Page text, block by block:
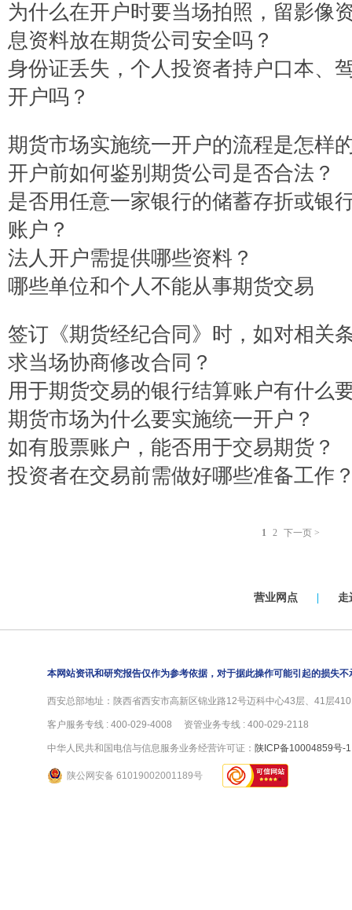
为什么在开户时要当场拍照，留影像
息资料放在期货公司安全吗？
身份证丢失，个人投资者持户口本、
开户吗？
期货市场实施统一开户的流程是怎样
开户前如何鉴别期货公司是否合法？
是否用任意一家银行的储蓄存折或银
账户？
法人开户需提供哪些资料？
哪些单位和个人不能从事期货交易
签订《期货经纪合同》时，如对相关
求当场协商修改合同？
用于期货交易的银行结算账户有什么
期货市场为什么要实施统一开户？
如有股票账户，能否用于交易期货？
投资者在交易前需做好哪些准备工作
1 2 下一页 >
营业网点 走
本网站资讯和研究报告仅作为参考依据，对于据此操作可能引起的损失
西安总部地址：陕西省西安市高新区锦业路12号迈科中心43层、41层
客户服务专线 : 400-029-4008 资管业务专线 : 400-029-2118
中华人民共和国电信与信息服务业务经营许可证： 陕ICP备10004859号-1
陕公网安备 61019002001189号